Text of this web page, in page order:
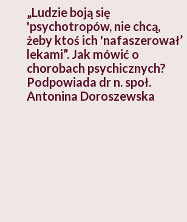
„Ludzie boją się
'psychotropów, nie chcą,
żeby ktoś ich 'nafaszerował’
lekami”. Jak mówić o
chorobach psychicznych?
Podpowiada dr n. społ.
Antonina Doroszewska